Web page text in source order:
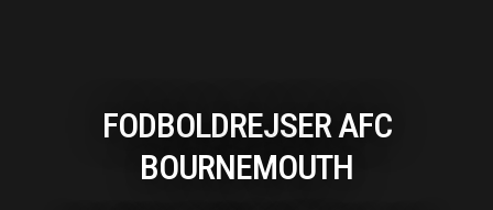
FODBOLDREJSER AFC
BOURNEMOUTH